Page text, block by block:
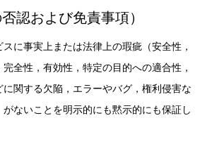
認および免責事項）
に事実上または法律上の瑕疵（安全性，
全性，有効性，特定の目的への適合性，
に関する欠陥，エラーやバグ，権利侵害な
がないことを明示的にも黙示的にも保証し